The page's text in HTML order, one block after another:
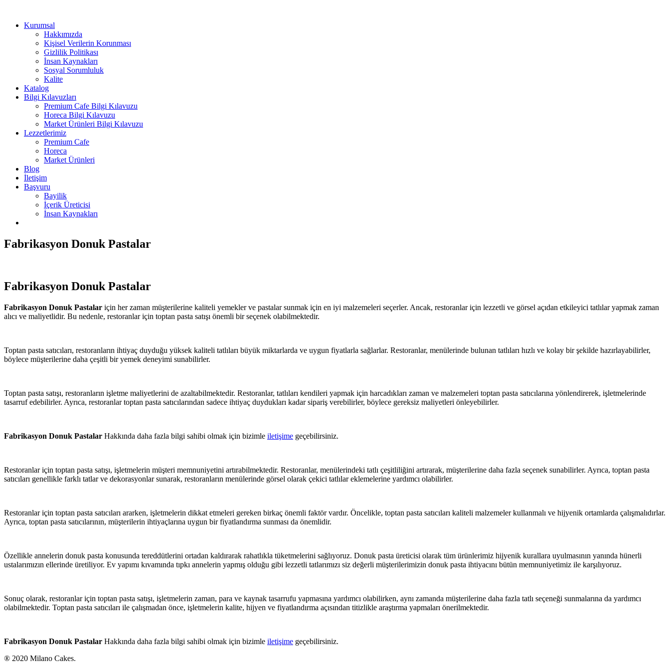
Kurumsal
Hakkımızda
Kişisel Verilerin Korunması
Gizlilik Politikası
İnsan Kaynakları
Sosyal Sorumluluk
Kalite
Katalog
Bilgi Kılavuzları
Premium Cafe Bilgi Kılavuzu
Horeca Bilgi Kılavuzu
Market Ürünleri Bilgi Kılavuzu
Lezzetlerimiz
Premium Cafe
Horeca
Market Ürünleri
Blog
İletişim
Başvuru
Bayilik
İçerik Üreticisi
İnsan Kaynakları
Fabrikasyon Donuk Pastalar
Fabrikasyon Donuk Pastalar
Fabrikasyon Donuk Pastalar için her zaman müşterilerine kaliteli yemekler ve pastalar sunmak için en iyi malzemeleri seçerler. Ancak, restoranlar için lezzetli ve görsel açıdan etkileyici tatlılar yapmak zaman
alıcı ve maliyetlidir. Bu nedenle, restoranlar için toptan pasta satışı önemli bir seçenek olabilmektedir.
Toptan pasta satıcıları, restoranların ihtiyaç duyduğu yüksek kaliteli tatlıları büyük miktarlarda ve uygun fiyatlarla sağlarlar. Restoranlar, menülerinde bulunan tatlıları hızlı ve kolay bir şekilde hazırlayabilirler,
böylece müşterilerine daha çeşitli bir yemek deneyimi sunabilirler.
Toptan pasta satışı, restoranların işletme maliyetlerini de azaltabilmektedir. Restoranlar, tatlıları kendileri yapmak için harcadıkları zaman ve malzemeleri toptan pasta satıcılarına yönlendirerek, işletmelerinde
tasarruf edebilirler. Ayrıca, restoranlar toptan pasta satıcılarından sadece ihtiyaç duydukları kadar sipariş verebilirler, böylece gereksiz maliyetleri önleyebilirler.
Fabrikasyon Donuk Pastalar Hakkında daha fazla bilgi sahibi olmak için bizimle iletişime geçebilirsiniz.
Restoranlar için toptan pasta satışı, işletmelerin müşteri memnuniyetini artırabilmektedir. Restoranlar, menülerindeki tatlı çeşitliliğini artırarak, müşterilerine daha fazla seçenek sunabilirler. Ayrıca, toptan pasta
satıcıları genellikle farklı tatlar ve dekorasyonlar sunarak, restoranların menülerinde görsel olarak çekici tatlılar eklemelerine yardımcı olabilirler.
Restoranlar için toptan pasta satıcıları ararken, işletmelerin dikkat etmeleri gereken birkaç önemli faktör vardır. Öncelikle, toptan pasta satıcıları kaliteli malzemeler kullanmalı ve hijyenik ortamlarda çalışmalıdırlar.
Ayrıca, toptan pasta satıcılarının, müşterilerin ihtiyaçlarına uygun bir fiyatlandırma sunması da önemlidir.
Özellikle annelerin donuk pasta konusunda tereddütlerini ortadan kaldırarak rahatlıkla tüketmelerini sağlıyoruz. Donuk pasta üreticisi olarak tüm ürünlerimiz hijyenik kurallara uyulmasının yanında hünerli
ustalarımızın ellerinde üretiliyor. Ev yapımı kıvamında tıpkı annelerin yapmış olduğu gibi lezzetli tatlarımızı siz değerli müşterilerimizin donuk pasta ihtiyacını bütün memnuniyetimiz ile karşılıyoruz.
Sonuç olarak, restoranlar için toptan pasta satışı, işletmelerin zaman, para ve kaynak tasarrufu yapmasına yardımcı olabilirken, aynı zamanda müşterilerine daha fazla tatlı seçeneği sunmalarına da yardımcı
olabilmektedir. Toptan pasta satıcıları ile çalışmadan önce, işletmelerin kalite, hijyen ve fiyatlandırma açısından titizlikle araştırma yapmaları önerilmektedir.
Fabrikasyon Donuk Pastalar Hakkında daha fazla bilgi sahibi olmak için bizimle iletişime geçebilirsiniz.
® 2020 Milano Cakes.